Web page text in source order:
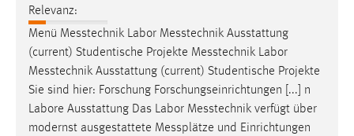
Relevanz:
Menü Messtechnik Labor Messtechnik Ausstattung
(current) Studentische Projekte Messtechnik Labor
Messtechnik Ausstattung (current) Studentische Projekte
Sie sind hier: Forschung Forschungseinrichtungen [...] n
Labore Ausstattung Das Labor Messtechnik verfügt über
modernst ausgestattete Messplätze und Einrichtungen